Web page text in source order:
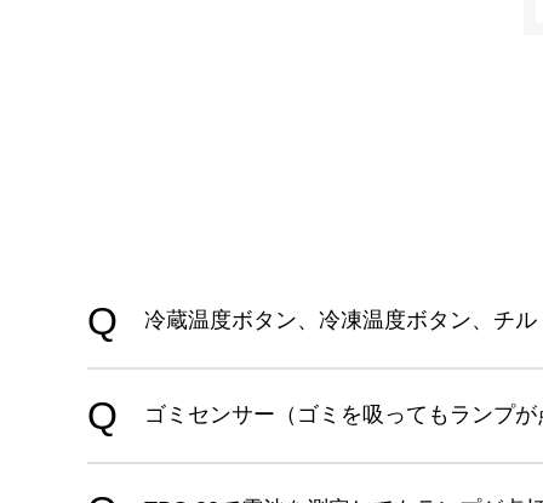
冷蔵温度ボタン、冷凍温度ボタン、チ
ゴミセンサー（ゴミを吸ってもランプ